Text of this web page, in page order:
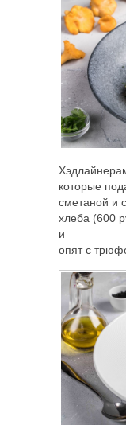
которые
сметаной и
хлеба (600
и
опят с